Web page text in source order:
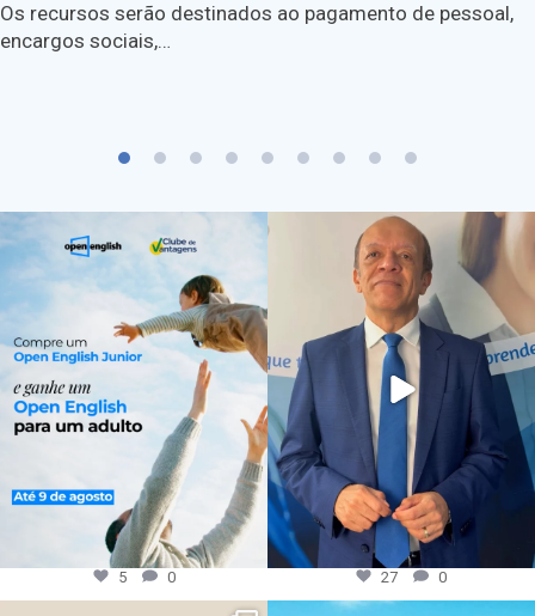
Os recursos serão destinados ao pagamento de pessoal,
encargos sociais,…
5 0 27 0